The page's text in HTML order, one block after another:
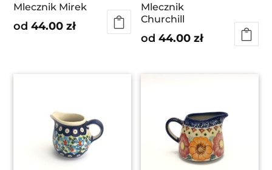
Mlecznik Mirek
od44.00zł
Mlecznik
Churchill
od44.00zł